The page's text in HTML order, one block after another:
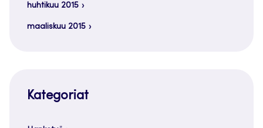
huhtikuu 2015
maaliskuu 2015
Kategoriat